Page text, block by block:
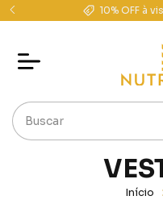
10% OFF à
Início